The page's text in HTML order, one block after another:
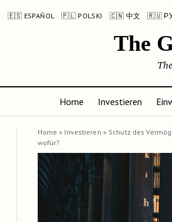
🇪🇸 ESPAÑOL 🇵🇱 POLSKI 🇨🇳 中文 🇷🇺
The
Home Investieren
Home » Investieren » Schutz des
wofür?